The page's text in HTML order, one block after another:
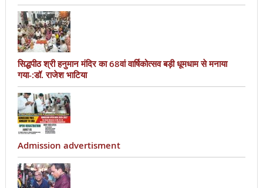
सिद्धपीठ श्री हनुमान मंदिर का 68वां वार्षिकोत्सव बड़ी धूमधाम से मनाया
गया-:डॉ. राजेश भाटिया
Admission advertisment